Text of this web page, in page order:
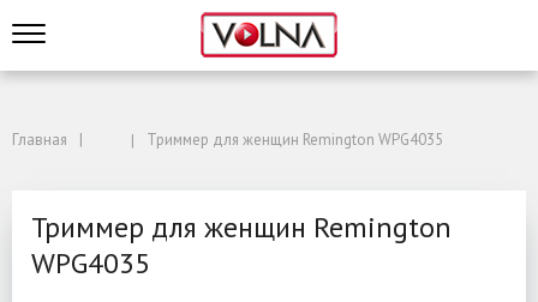
Главная Триммер для женщин Remington WPG4035
Триммер для женщин Remington
WPG4035